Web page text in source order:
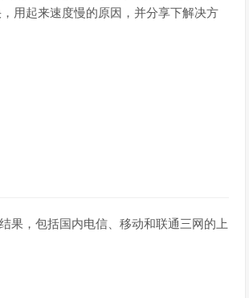
用起来速度慢的原因，并分享下解决方
果，包括国内电信、移动和联通三网的上